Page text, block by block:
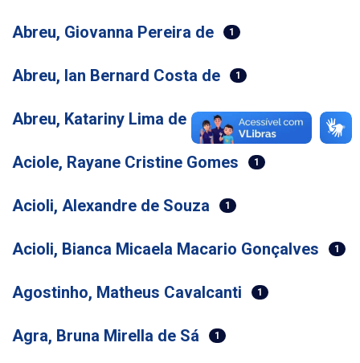
Abreu, Giovanna Pereira de 1
Abreu, Ian Bernard Costa de 1
Abreu, Katariny Lima de 2
Aciole, Rayane Cristine Gomes 1
Acioli, Alexandre de Souza 1
Acioli, Bianca Micaela Macario Gonçalves 1
Agostinho, Matheus Cavalcanti 1
Agra, Bruna Mirella de Sá 1